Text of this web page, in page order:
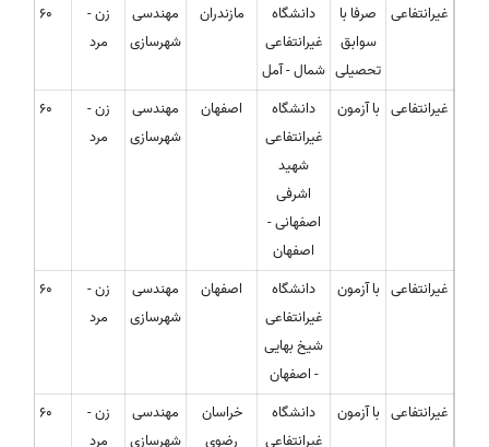
غیرانتفاعی
صرفا با
سوابق
تحصیلی
دانشگاه
غیرانتفاعی
شمال - آمل
مازندران
مهندسی
شهرسازی
زن -
مرد
60
غیرانتفاعی با آزمون
دانشگاه
غیرانتفاعی
شهید
اشرفی
اصفهانی -
اصفهان
اصفهان
مهندسی
شهرسازی
زن -
مرد
60
غیرانتفاعی با آزمون
دانشگاه
غیرانتفاعی
شیخ بهایی
- اصفهان
اصفهان
مهندسی
شهرسازی
زن -
مرد
60
غیرانتفاعی با آزمون
دانشگاه
غیرانتفاعی
خراسان
رضوی
مهندسی
شهرسازی
زن -
مرد
60